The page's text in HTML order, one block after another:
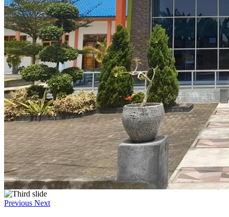
Previous Next